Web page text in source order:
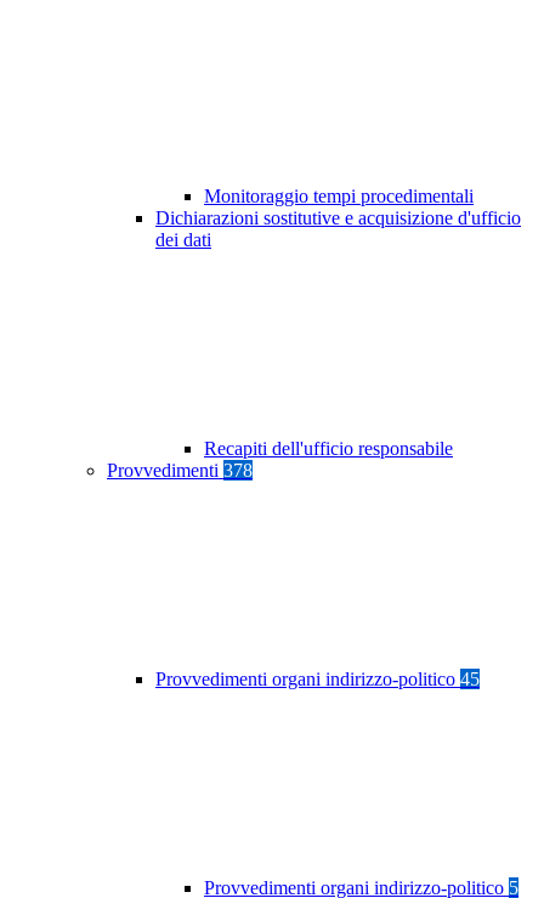
Monitoraggio tempi procedimentali
Dichiarazioni sostitutive e acquisizione d'ufficio
dei dati
Recapiti dell'ufficio responsabile
Provvedimenti 378
Provvedimenti organi indirizzo-politico 45
Provvedimenti organi indirizzo-politico 5